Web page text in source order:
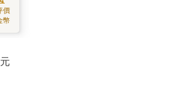
價
幣
元